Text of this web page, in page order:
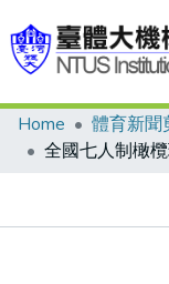
Communities &
Home 體育新聞